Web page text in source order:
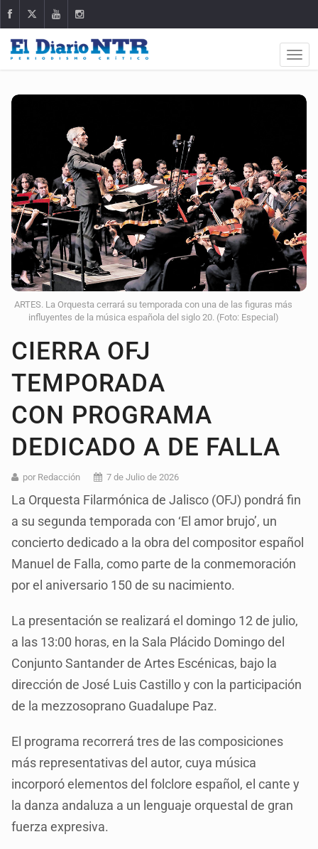
ARTES. La Orquesta cerrará su temporada con una de las figuras más
influyentes de la música española del siglo 20. (Foto: Especial)
CIERRA OFJ
TEMPORADA
CON PROGRAMA
DEDICADO A DE FALLA
por Redacción 7 de Julio de 2026
La Orquesta Filarmónica de Jalisco (OFJ) pondrá fin
a su segunda temporada con ‘El amor brujo’, un
concierto dedicado a la obra del compositor español
Manuel de Falla, como parte de la conmemoración
por el aniversario 150 de su nacimiento.
La presentación se realizará el domingo 12 de julio,
a las 13:00 horas, en la Sala Plácido Domingo del
Conjunto Santander de Artes Escénicas, bajo la
dirección de José Luis Castillo y con la participación
de la mezzosoprano Guadalupe Paz.
El programa recorrerá tres de las composiciones
más representativas del autor, cuya música
incorporó elementos del folclore español, el cante y
la danza andaluza a un lenguaje orquestal de gran
fuerza expresiva.